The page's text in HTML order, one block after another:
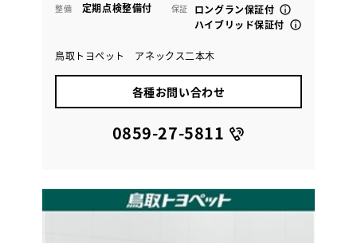
整備 定期点検整備付 保証
ロングラン保証付
ハイブリッド保証付
鳥取トヨペット アネックス二本木
各種お問い合わせ
0859-27-5811